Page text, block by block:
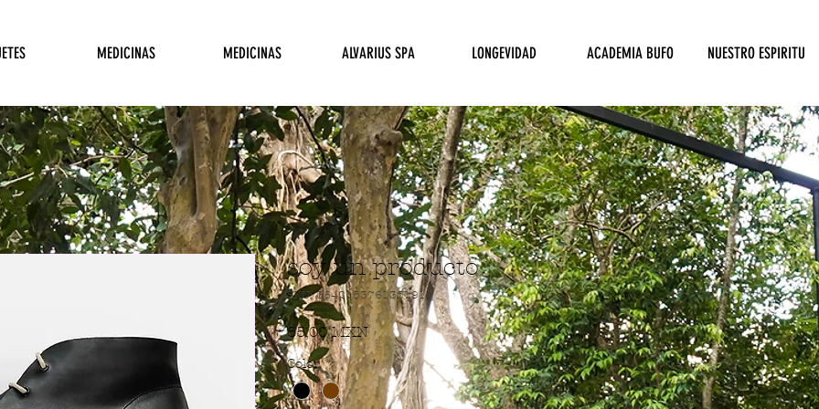
MEDICINAS MEDICINAS ALVARIUS SPA LONGEVIDAD ACADEMIA BUFO NUESTRO ESPIRITU
soy un producto
SKU: 364215376135191
85,00 MXNPrecio
Color *